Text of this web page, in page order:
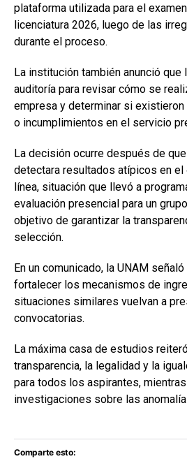
plataforma utilizada para el
licenciatura 2026, luego de las
durante el proceso.
La institución también anunció que
auditoría para revisar cómo se
empresa y determinar si
o incumplimientos en el servicio
La decisión ocurre después de
detectara resultados atípicos en el
línea, situación que llevó a
evaluación presencial para un
objetivo de garantizar la
selección.
En un comunicado, la UNAM
fortalecer los mecanismos de
situaciones similares vuelvan a
convocatorias.
La máxima casa de estudios
transparencia, la legalidad y la
para todos los aspirantes,
investigaciones sobre las
Comparte esto: